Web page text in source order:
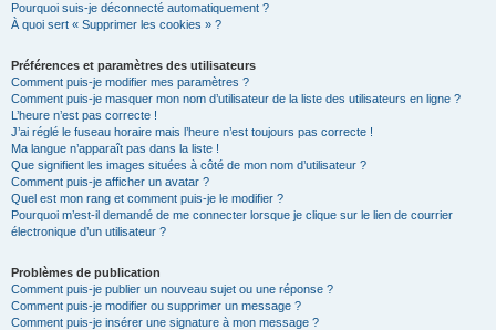
Pourquoi suis-je déconnecté automatiquement ?
À quoi sert « Supprimer les cookies » ?
Préférences et paramètres des utilisateurs
Comment puis-je modifier mes paramètres ?
Comment puis-je masquer mon nom d’utilisateur de la liste des utilisateurs en ligne ?
L’heure n’est pas correcte !
J’ai réglé le fuseau horaire mais l’heure n’est toujours pas correcte !
Ma langue n’apparaît pas dans la liste !
Que signifient les images situées à côté de mon nom d’utilisateur ?
Comment puis-je afficher un avatar ?
Quel est mon rang et comment puis-je le modifier ?
Pourquoi m’est-il demandé de me connecter lorsque je clique sur le lien de courrier
électronique d’un utilisateur ?
Problèmes de publication
Comment puis-je publier un nouveau sujet ou une réponse ?
Comment puis-je modifier ou supprimer un message ?
Comment puis-je insérer une signature à mon message ?